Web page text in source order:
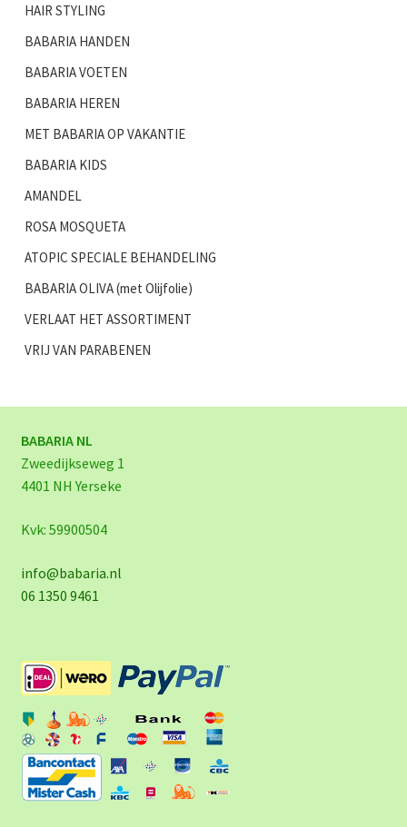
HAIR STYLING
BABARIA HANDEN
BABARIA VOETEN
BABARIA HEREN
MET BABARIA OP VAKANTIE
BABARIA KIDS
AMANDEL
ROSA MOSQUETA
ATOPIC SPECIALE BEHANDELING
BABARIA OLIVA (met Olijfolie)
VERLAAT HET ASSORTIMENT
VRIJ VAN PARABENEN
BABARIA NL
Zweedijkseweg 1
4401 NH Yerseke
Kvk: 59900504
info@babaria.nl
06 1350 9461